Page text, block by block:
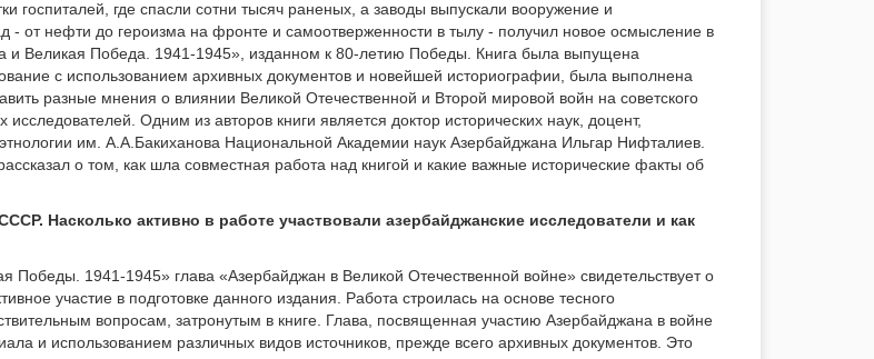
госпиталей, где спасли сотни тысяч раненых, а заводы выпускали вооружение и
- от нефти до героизма на фронте и самоотверженности в тылу - получил новое осмысление в
и Великая Победа. 1941-1945», изданном к 80-летию Победы. Книга была выпущена
с использованием архивных документов и новейшей историографии, была выполнена
разные мнения о влиянии Великой Отечественной и Второй мировой войн на советского
Одним из авторов книги является доктор исторических наук, доцент,
им. А.А.Бакиханова Национальной Академии наук Азербайджана Ильгар Нифталиев.
о том, как шла совместная работа над книгой и какие важные исторические факты об
Насколько активно в работе участвовали азербайджанские исследователи и как
Победы. 1941-1945» глава «Азербайджан в Великой Отечественной войне» свидетельствует о
участие в подготовке данного издания. Работа строилась на основе тесного
вопросам, затронутым в книге. Глава, посвященная участию Азербайджана в войне
и использованием различных видов источников, прежде всего архивных документов. Это